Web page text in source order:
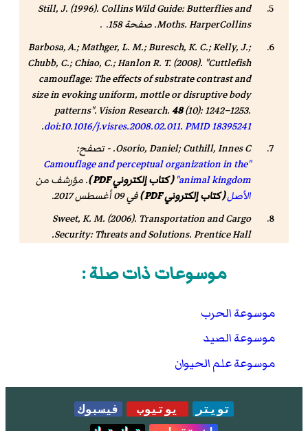
Still, J. (1996). Collins Wild Guide: Butterflies and
Moths. HarperCollins. صفحة 158. .
Barbosa, A.; Mathger, L. M.; Buresch, K. C.; Kelly, J.;
Chubb, C.; Chiao, C.; Hanlon R. T. (2008). "Cuttlefish
camouflage: The effects of substrate contrast and
size in evoking uniform, mottle or disruptive body
patterns". Vision Research.48(10): 1242–1253.
doi:10.1016/j.visres.2008.02.011.PMID18395241
.
Osorio, Daniel;Cuthill, Innes C.
- تصفح:
"Camouflage and perceptual organization in the
animal kingdom" ( كتاب إلكتروني PDF )
. مؤرشف من
الأصل( كتاب إلكتروني PDF ) في 09 أغسطس 2017
.
Sweet, K. M. (2006). Transportation and Cargo
Security: Threats and Solutions
. Prentice Hall.
FM 5–20: Camouflage, Basic Principles. U.S. War
Department. November 2015 [1944]. مؤرشف من
. Department of the Army.
30 August 1999. مؤرشف من
Bulletin of the American Museum of Natural
موسوعات ذات صلة :
موسوعة الحرب
موسوعة الصيد
موسوعة علم الحيوان
تويتر يوتيوب
فيسبوك